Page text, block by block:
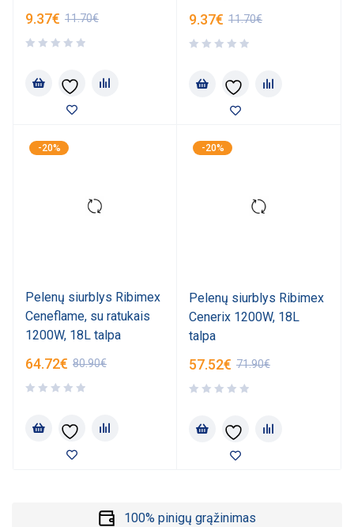
11.70€
9.37€ 11.70€
9.37€
-20%
Pelenų siurblys Ribimex
Ceneflame, su ratukais
1200W, 18L talpa
80.90€
64.72€
-20%
Pelenų siurblys Ribimex
Cenerix 1200W, 18L
talpa
71.90€
57.52€
100% pinigų grąžinimas